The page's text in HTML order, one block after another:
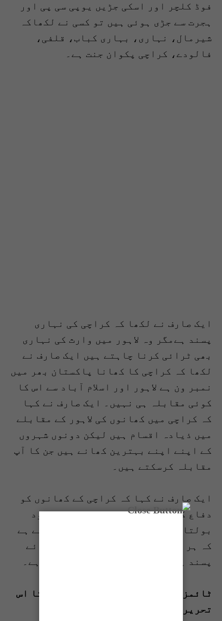
فوڈ کلچر اور اسکی جڑیں یوپی سی پی اور
ہجرت سے جڑی ہوئی ہیں تو کسی نے لکھاکہ
شیرمال، نہاری، بہاری کباب، قلفی،
فالودے، کراچی پکوان جنت ہے۔
ایک صارف نے لکھا کہ کراچی کی نہاری
پسند ہےمگر وہ لاہور میں وارث کی نہاری
بھی ٹرائی کرنا چاہتے ہیں ایک صارف نے
لکھا کہ کراچی کا کھانا پاکستان بھر میں
نمبر ون ہے لاہور اور اسلام آباد سے اس کا
کوئی مقابلہ ہی نہیں۔ ایک صارف نے کہا
کہ کراچی میں کھانوں کی لاہور کے مقابلے
میں ذیادہ اقسام ہیں لیکن دونوں شہروں
کے اپنے اپنے بہترین کھانے ہیں جن کا آپ
مقابلہ کرسکتے ہیں۔
ایک صارف نے کہا کہ کراچی کے کھانوں کو
دفاع کی ضرورت نہیں، اسکا ذائقہ خود
بولتا ہے۔ بحث طویل ہے مگر یہ بھی طے ہے
کہ ہر کسی کا اپنا ٹیسٹ اور اپنی رائے
پسند ہے جس کا احترام یقینا ضروری ہے۔
ٹائمز آف کراچی کی ادارتی پالیسی کا اس
تحریر کے مندرجات سے متفق